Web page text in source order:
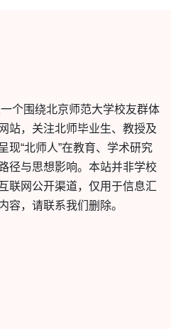
个围绕北京师范大学校友群体
站，关注北师毕业生、教授及
现“北师人”在教育、学术研究
径与思想影响。本站并非学校
联网公开渠道，仅用于信息汇
容，请联系我们删除。